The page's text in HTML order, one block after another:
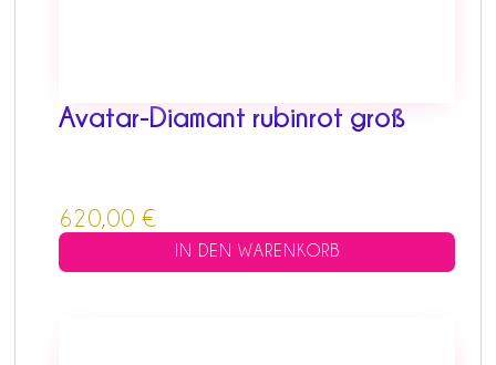
Avatar-Diamant rubinrot groß
620,00 €
IN DEN WARENKORB